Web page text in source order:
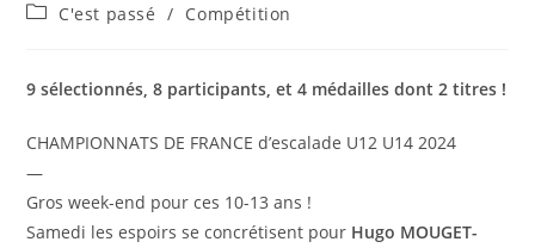
C'est passé / Compétition
9 sélectionnés, 8 participants, et 4 médailles dont 2 titres !
CHAMPIONNATS DE FRANCE d’escalade U12 U14 2024
—
Gros week-end pour ces 10-13 ans !
Samedi les espoirs se concrétisent pour Hugo MOUGET-